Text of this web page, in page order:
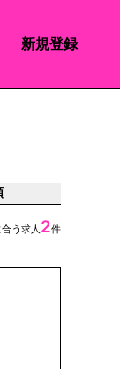
新規登録
う求人 2件